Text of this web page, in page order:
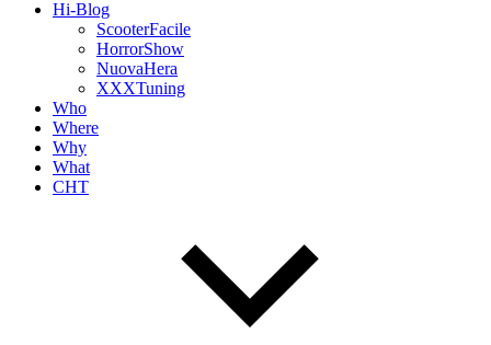
Hi-Blog
ScooterFacile
HorrorShow
NuovaHera
XXXTuning
Who
Where
Why
What
CHT